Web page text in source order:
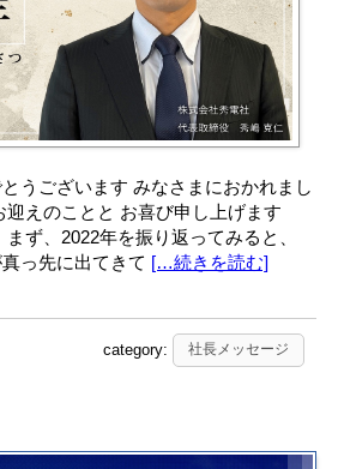
うございます みなさまにおかれまし
えのことと お喜び申し上げます
まず、2022年を振り返ってみると、
っ先に出てきて […続きを読む]
category: 社長メッセージ